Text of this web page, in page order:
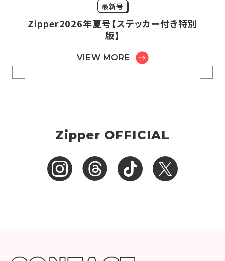
最新号
Zipper2026年夏号【ステッカー付き特別
版】
VIEW MORE
Zipper OFFICIAL